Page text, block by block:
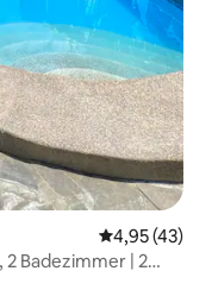
4,95 (43)
2 Badezimmer | 2